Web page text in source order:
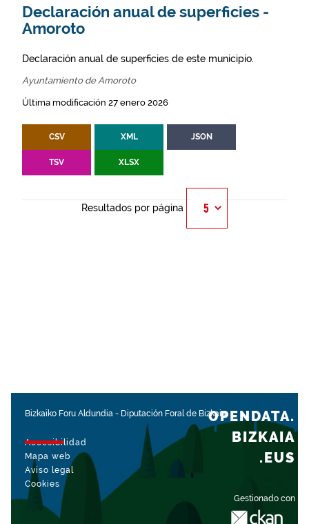
Declaración anual de superficies -
Amoroto
Declaración anual de superficies de este municipio.
Ayuntamiento de Amoroto
Última modificación 27 enero 2026
CSV XML JSON
TSV XLSX
Resultados por página
Bizkaiko Foru Aldundia - Diputación Foral de Bizkaia
Accesibilidad
Mapa web
Aviso legal
Cookies
Gestionado con
OPENDATA.
BIZKAIA
.EUS